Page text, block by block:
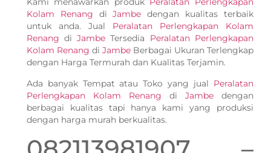
Kolam Renang di Jambe dengan kualitas terbaik
untuk anda. Jual Peralatan Perlengkapan Kolam
Renang diJambe Tersedia Peralatan Perlengkapan
Kolam Renang di JambeBerbagai Ukuran Terlengkap
dengan Harga Termurah dan Kualitas Terjamin.
Ada banyak Tempat atau Toko yang jual Peralatan
Perlengkapan Kolam Renang di Jambedengan
berbagai kualitas tapi hanya kami yang produksi
dengan harga murah berkualitas.